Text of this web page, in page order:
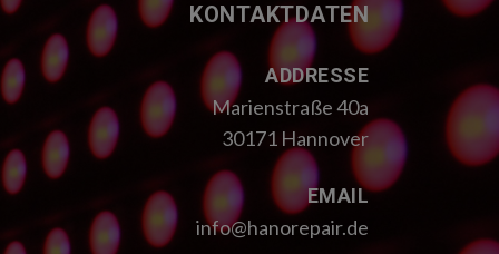
KONTAKTDATEN
ADDRESSE
Marienstraße 40a
30171 Hannover
EMAIL
info@hanorepair.de